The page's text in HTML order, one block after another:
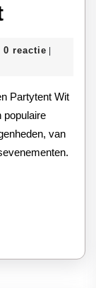
Stijlvol
Onder
Een
Stralende
Witte
0 reactie
populaire
van